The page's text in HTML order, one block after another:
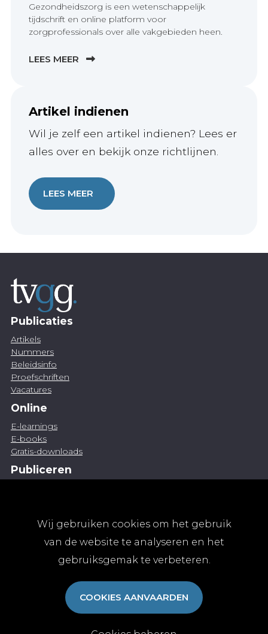
Wij gebruiken cookies om het gebruik
van de website te analyseren en het
gebruiksgemak te verbeteren.
COOKIES AANVAARDEN
Gezondheidszorg is een wetenschappelijk
tijdschrift en online platform voor
zorgprofessionals over alle vakgebieden heen.
LEES MEER
Artikel indienen
Wil je zelf een artikel indienen? Lees er
alles over en bekijk onze richtlijnen.
LEES MEER
Publicaties
Artikels
Nummers
Beleidsinfo
Proefschriften
Vacatures
Online
E-learnings
E-books
Gratis-downloads
Publiceren
Abonnementen
Algemene abonnementsvoorwaarden